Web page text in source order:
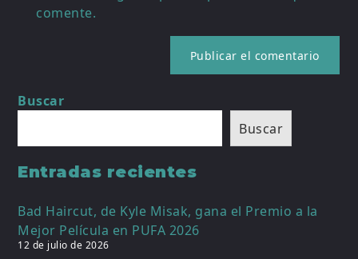
comente.
Buscar
Buscar
Entradas recientes
Bad Haircut, de Kyle Misak, gana el Premio a la
Mejor Película en PUFA 2026
12 de julio de 2026